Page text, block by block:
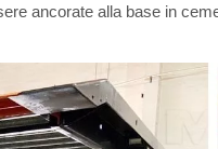
ancorate alla base in